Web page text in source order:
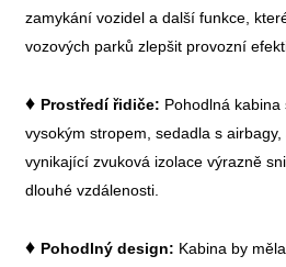
zamykání vozidel a další funkce,
vozových parků zlepšit provozní
♦ Prostředí řidiče: Pohodlná
vysokým stropem, sedadla s
vynikající zvuková izolace výrazně
dlouhé vzdálenosti.
♦ Pohodlný design: Kabina by